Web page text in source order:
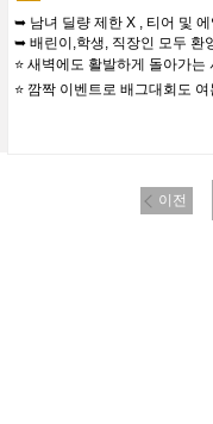
➥ 남녀 딜량 제한 X , 티어 및
➥ 배린이,학생, 직장인 모두 환영
⭐️ 새벽에도 활발하게 돌아가는
⭐️ 깜짝 이벤트로 배그대회도
이전